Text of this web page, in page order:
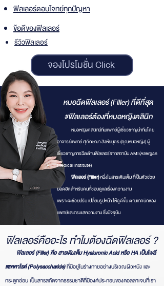
ฟิลเลอร์ตอบโจทย์ทุกปัญหา
ข้อดีของฟิลเลอร์
รีวิวฟิลเลอร์
จองโปรโมชั่น Click
หมอฉีดฟิลเลอร์ (Filler) ที่ดีที่สุด
#ฟิลเลอร์ต้องที่หมอหญิงคลินิก
​ หมอหญิงคลินิกมีทีมแพทย์ผู้เชี่ยวชาญนำทีมโดย
อาจารย์แพทย์ ศุภักษณา สิงห์ยบุตร (คุณหมอหญิง) ผู้
เชี่ยวชาญการฉีดด้านฟิลเลอร์จากสถาบัน AMI (Allergan
Medical Institute)
​ ฟิลเลอร์ (Filler)หนึ่งในสารเติมเต็ม ที่เป็นตัวช่วย
ยอดฮิตสำหรับคนที่ชอบดูแลเรื่องความงาม
เพราะจะช่วยปรับ เปลี่ยนรูปหน้า ให้ดูดีขึ้น ตามเทคนิกของ
แพทย์และกระแสความงาม ซึ่งปัจจุบัน
ฟิลเลอร์คืออะไร ทำไมต้องฉีดฟิลเลอร์ ?
ฟิลเลอร์ (Filler) คือ สารเติมเต็ม Hyaluronic Acid หรือ HA เป็นโพลี
แซคคาไรด์ (Polysaccharide)ที่มีอยู่ในร่างกายอย่างบริเวณผิวหนัง และ
กระดูกอ่อน เป็นสารสกัดจากธรรมชาติที่มีองค์ประกอบของคอลลาเจนที่เรา